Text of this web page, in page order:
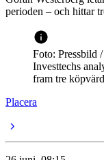
perioden – och hittar
Foto: Pressbild
Investtechs
fram tre
Placera